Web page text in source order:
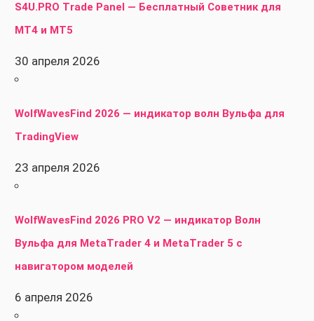
S4U.PRO Trade Panel — Бесплатный Советник для
MT4 и MT5
30 апреля 2026
WolfWavesFind 2026 — индикатор волн Вульфа для
TradingView
23 апреля 2026
WolfWavesFind 2026 PRO V2 — индикатор Волн
Вульфа для MetaTrader 4 и MetaTrader 5 с
навигатором моделей
6 апреля 2026